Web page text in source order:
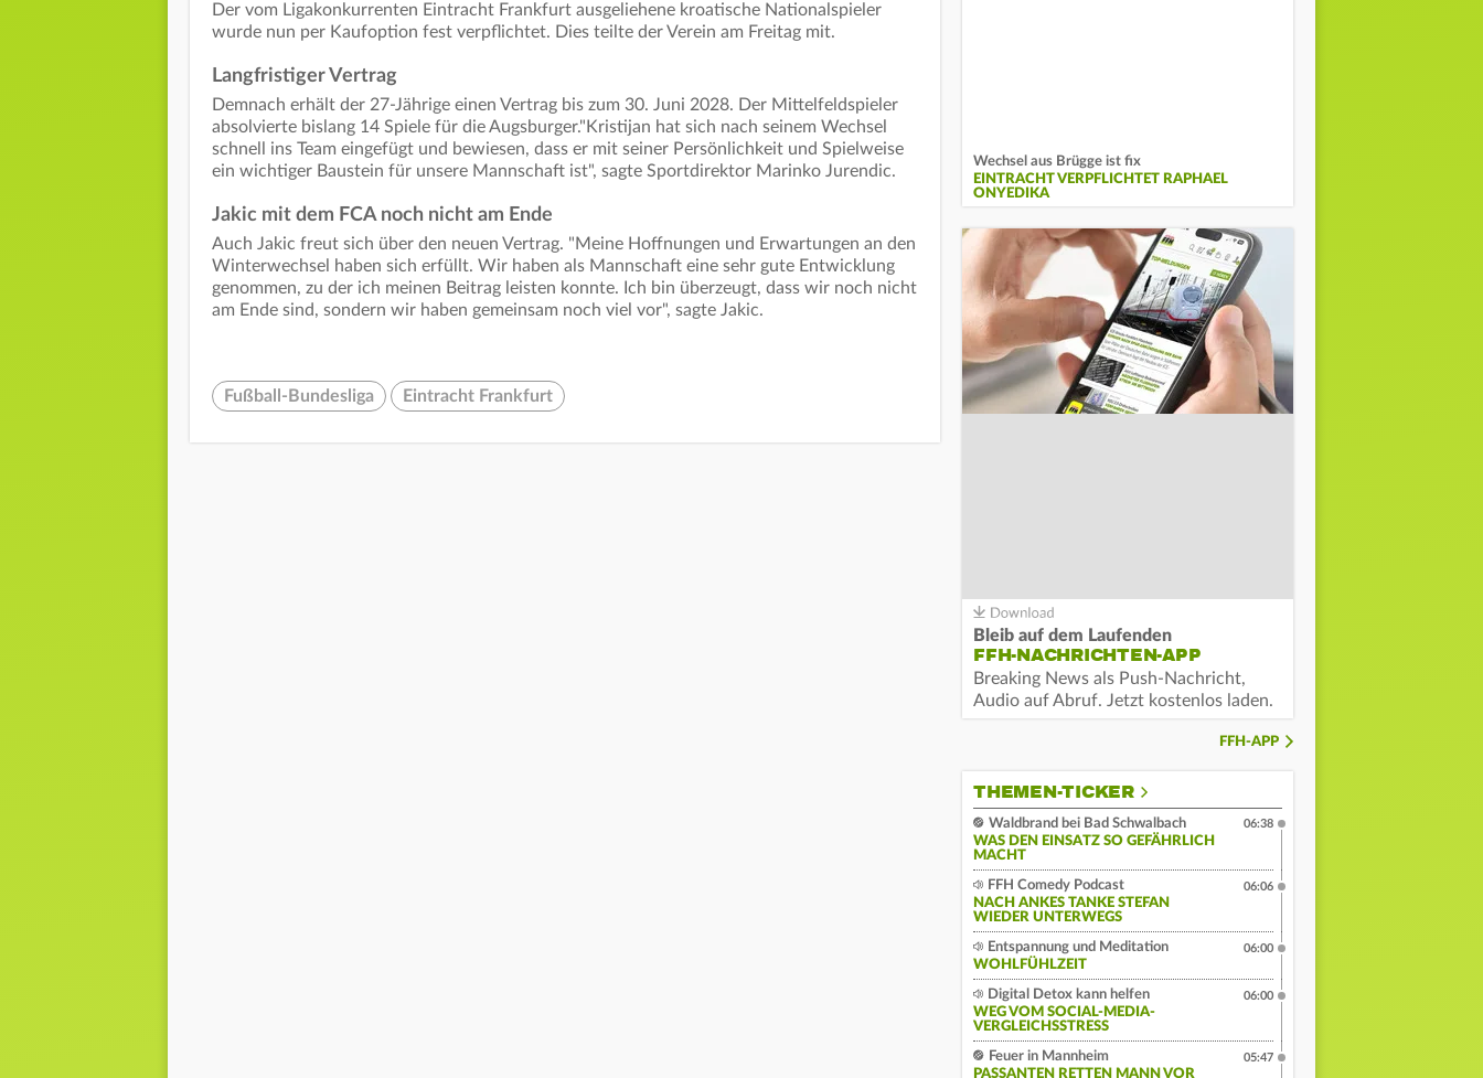
Der vom Ligakonkurrenten Eintracht Frankfurt ausgeliehene kroatische Nationalspieler
wurde nun per Kaufoption fest verpflichtet. Dies teilte der Verein am Freitag mit.
Langfristiger Vertrag
Demnach erhält der 27-Jährige einen Vertrag bis zum 30. Juni 2028. Der Mittelfeldspieler
absolvierte bislang 14 Spiele für die Augsburger."Kristijan hat sich nach seinem Wechsel
schnell ins Team eingefügt und bewiesen, dass er mit seiner Persönlichkeit und Spielweise
ein wichtiger Baustein für unsere Mannschaft ist", sagte Sportdirektor Marinko Jurendic.
Jakic mit dem FCA noch nicht am Ende
Auch Jakic freut sich über den neuen Vertrag. "Meine Hoffnungen und Erwartungen an den
Winterwechsel haben sich erfüllt. Wir haben als Mannschaft eine sehr gute Entwicklung
genommen, zu der ich meinen Beitrag leisten konnte. Ich bin überzeugt, dass wir noch nicht
am Ende sind, sondern wir haben gemeinsam noch viel vor", sagte Jakic.
Fußball-Bundesliga Eintracht Frankfurt
Wechsel aus Brügge ist fix
EINTRACHT VERPFLICHTET RAPHAEL
ONYEDIKA
Bleib auf dem Laufenden
FFH-NACHRICHTEN-APP
Breaking News als Push-Nachricht,
Audio auf Abruf. Jetzt kostenlos laden.
FFH-APP
THEMEN-TICKER
Waldbrand bei Bad Schwalbach
WAS DEN EINSATZ SO GEFÄHRLICH
MACHT
06:38
FFH Comedy Podcast
NACH ANKES TANKE STEFAN
WIEDER UNTERWEGS
06:06
Entspannung und Meditation
WOHLFÜHLZEIT
06:00
Digital Detox kann helfen
WEG VOM SOCIAL-MEDIA-
VERGLEICHSSTRESS
06:00
Feuer in Mannheim
PASSANTEN RETTEN MANN VOR
05:47